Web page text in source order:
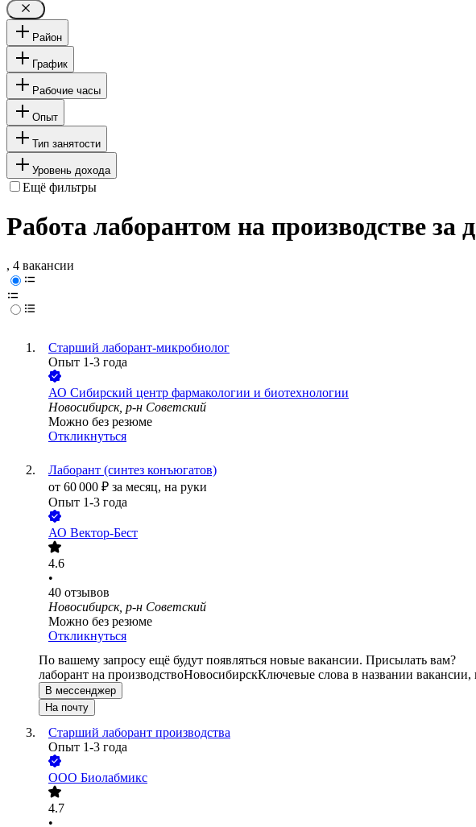
Район
График
Рабочие часы
Опыт
Тип занятости
Уровень дохода
Ещё фильтры
Работа лаборантом на производстве за
, 4 вакансии
Старший лаборант-микробиолог
Опыт 1-3 года
АО Сибирский центр фaрмакологии и биотехнологии
Новосибирск, р-н Советский
Можно без резюме
Откликнуться
Лаборант (синтез конъюгатов)
от 60 000 ₽ за месяц, на руки
Опыт 1-3 года
АО Вектор-Бест
4.6
•
40 отзывов
Новосибирск, р-н Советский
Можно без резюме
Откликнуться
По вашему запросу ещё будут появляться новые вакансии. Присылать вам?
лаборант на производствоНовосибирскКлючевые слова в названии
В мессенджер
На почту
Старший лаборант производства
Опыт 1-3 года
ООО Биолабмикс
4.7
•